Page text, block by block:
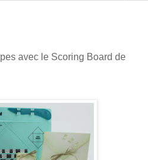
avec le Scoring Board de